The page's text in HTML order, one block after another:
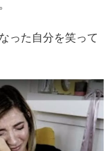
った自分を笑って